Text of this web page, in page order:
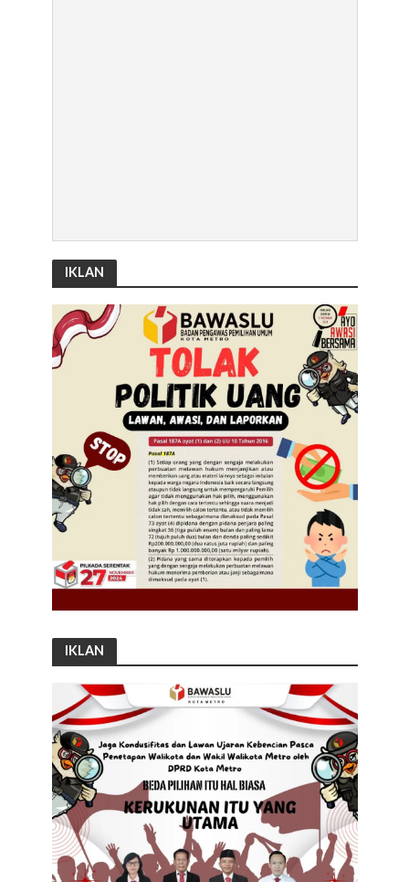
IKLAN
IKLAN